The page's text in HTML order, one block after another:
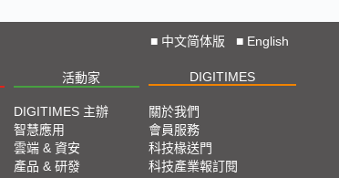
■ 中文简体版 ■ English
活動家 DIGITIMES
DIGITIMES 主辦
智慧應用
雲端 & 資安
產品 & 研發
關於我們
會員服務
科技椽送門
科技產業報訂閱